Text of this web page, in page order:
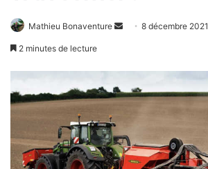
Mathieu Bonaventure
Envoyer8 décembre 2021
2 minutes de lecture